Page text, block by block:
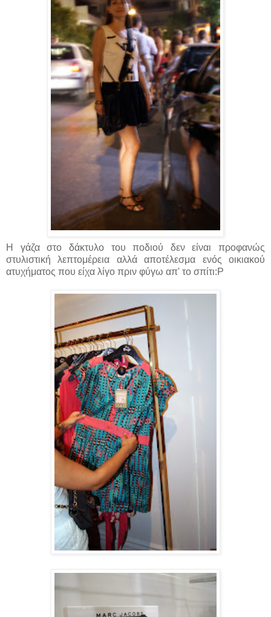
Η γάζα στο δάκτυλο του ποδιού δεν είναι προφανώς
στυλιστική λεπτομέρεια αλλά αποτέλεσμα ενός οικιακού
ατυχήματος που είχα λίγο πριν φύγω απ' το σπίτι:P